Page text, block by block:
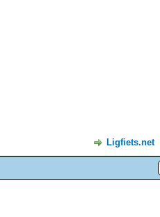
Ligfiets.net